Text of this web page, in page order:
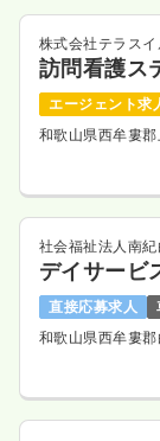
株式会社テラスイ
訪問看護ス
エージェント求
和歌山県西牟婁
社会福祉法人南
デイサービ
直接応募求人
和歌山県西牟婁